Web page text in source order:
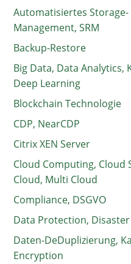
Automatisiertes
Management, SRM
Backup-Restore
Big Data, Data Analytics,
Deep Learning
Blockchain Technologie
CDP, NearCDP
Citrix XEN Server
Cloud Computing, Cloud
Cloud, Multi Cloud
Compliance, DSGVO
Data Protection,
Daten-DeDuplizierung,
Encryption